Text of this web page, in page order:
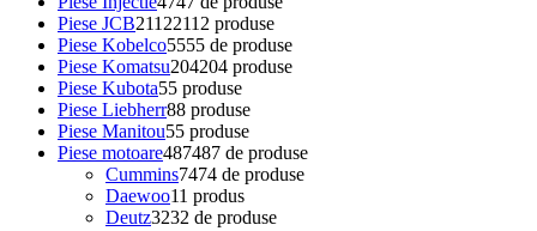
Piese JCB21122112 produse
Piese Kobelco5555 de produse
Piese Komatsu204204 produse
Piese Kubota55 produse
Piese Liebherr88 produse
Piese Manitou55 produse
Piese motoare487487 de produse
Cummins7474 de produse
Daewoo11 produs
Deutz3232 de produse